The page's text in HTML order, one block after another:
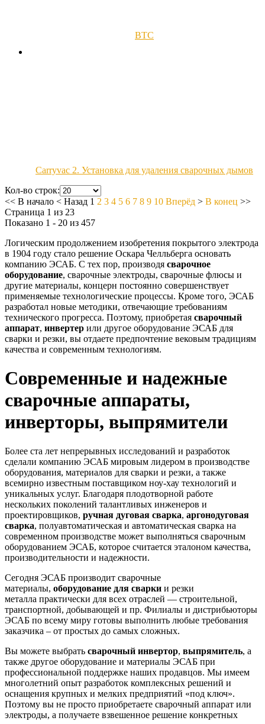
BTC
Carryvac 2. Установка для удаления сварочных дымов
Кол-во строк:
<< В начало < Назад 1 2 3 4 5 6 7 8 9 10 Вперёд > В конец >>
Страница 1 из 23
Показано 1 - 20 из 457
Логическим продолжением изобретения покрытого электрода
в 1904 году стало решение Оскара Челльберга основать
компанию ЭСАБ. С тех пор, производя сварочное
оборудование, сварочные электроды, сварочные флюсы и
другие материалы, концерн постоянно совершенствует
применяемые технологические процессы. Кроме того, ЭСАБ
разработал новые методики, отвечающие требованиям
технического прогресса. Поэтому, приобретая сварочный
аппарат, инвертер или другое оборудование ЭСАБ для
сварки и резки, вы отдаете предпочтение вековым традициям
качества и современным технологиям.
Современные и надежные
сварочные аппараты,
инверторы, выпрямители
Более ста лет непрерывных исследований и разработок
сделали компанию ЭСАБ мировым лидером в производстве
оборудования, материалов для сварки и резки, а также
всемирно известным поставщиком ноу-хау технологий и
уникальных услуг. Благодаря плодотворной работе
нескольких поколений талантливых инженеров и
проектировщиков, ручная дуговая сварка, аргонодуговая
сварка, полуавтоматическая и автоматическая сварка на
современном производстве может выполняться сварочным
оборудованием ЭСАБ, которое считается эталоном качества,
производительности и надежности.
Сегодня ЭСАБ производит сварочные
материалы, оборудование для сварки и резки
металла практически для всех отраслей — строительной,
транспортной, добывающей и пр. Филиалы и дистрибьюторы
ЭСАБ по всему миру готовы выполнить любые требования
заказчика – от простых до самых сложных.
Вы можете выбрать сварочный инвертор, выпрямитель, а
также другое оборудование и материалы ЭСАБ при
профессиональной поддержке наших продавцов. Мы имеем
многолетний опыт разработок комплексных решений и
оснащения крупных и мелких предприятий «под ключ».
Поэтому вы не просто приобретаете сварочный аппарат или
электроды, а получаете взвешенное решение конкретных